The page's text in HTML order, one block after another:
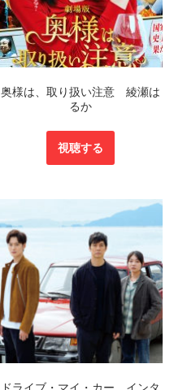
奥様は、取り扱い注意 綾瀬は
るか
視聴する
ドライブ・マイ・カー インタ